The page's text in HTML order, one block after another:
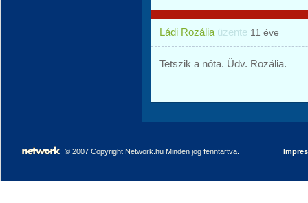
Ládi Rozália üzente 11 éve
Tetszik a nóta. Üdv. Rozália.
© 2007 Copyright Network.hu Minden jog fenntartva.